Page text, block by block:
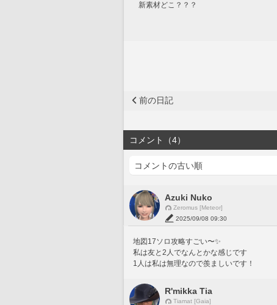
新素材どこ？？？
前の日記
コメント（4）
Azuki Nuko
Zeromus [Meteor]
2025/09/08 09:30
地図17ソロ攻略すごい〜✨️
私は友と2人でなんとかな感じです
1人は私は無理なので羨ましいです！
R'mikka Tia
Tiamat [Gaia]